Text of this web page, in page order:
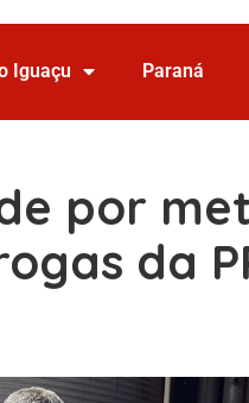
Iguaçu Paraná
por
da